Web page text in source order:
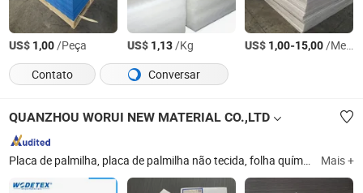
US$ 1,00/Peça US$ 1,13/Kg US$ 1,00-15,00/Metro Quadrado
Contato
Conversar
QUANZHOU WORUI NEW MATERIAL CO.,LTD
Placa de palmilha, placa de palmilha não tecida, folha química, placa de palmilha de fibra, placa de palmilha de papel Mais +